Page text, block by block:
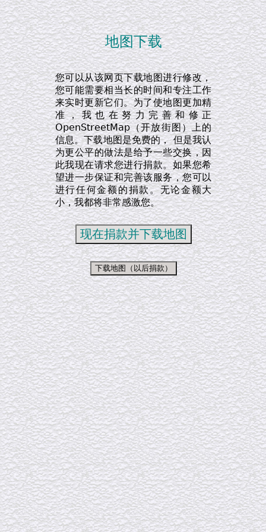
地图下载
您可以从该网页下载地图进行修改，
您可能需要相当长的时间和专注工作
来实时更新它们。为了使地图更加精
准，我也在努力完善和修正
OpenStreetMap（开放街图）上的
信息。下载地图是免费的， 但是我认
为更公平的做法是给予一些交换，因
此我现在请求您进行捐款。如果您希
望进一步保证和完善该服务，您可以
进行任何金额的捐款。无论金额大
小，我都将非常感激您。